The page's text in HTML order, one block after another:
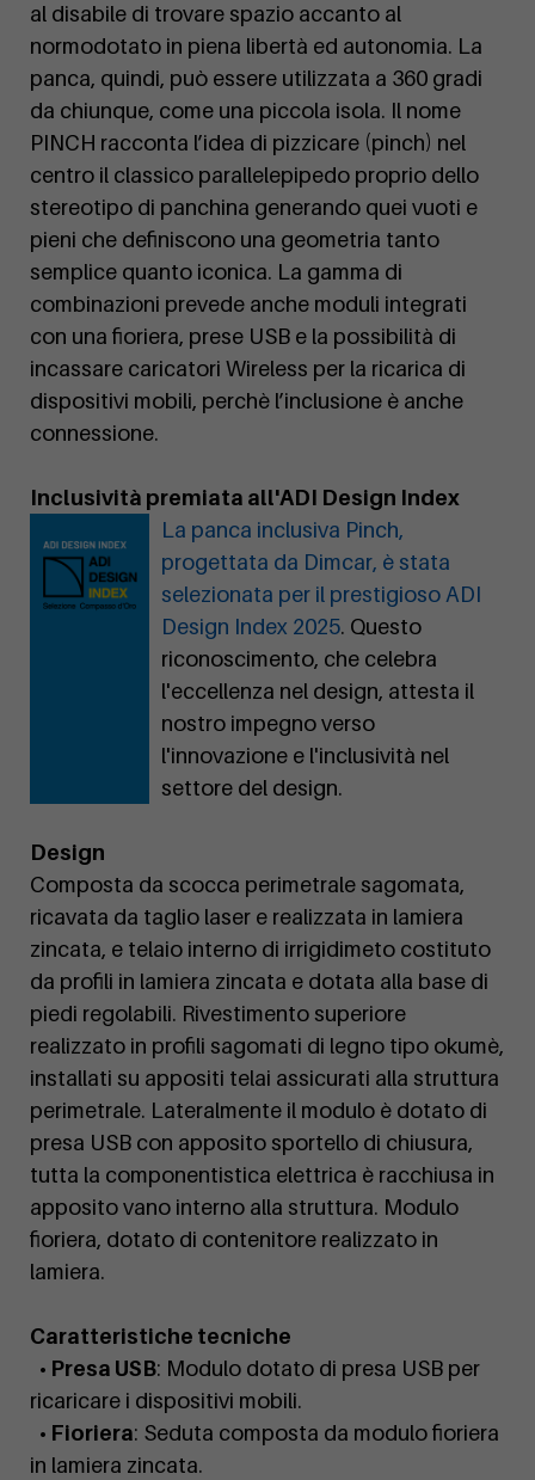
al disabile di trovare spazio accanto al
normodotato in piena libertà ed autonomia. La
panca, quindi, può essere utilizzata a 360 gradi
da chiunque, come una piccola isola. Il nome
PINCH racconta l’idea di pizzicare (pinch) nel
centro il classico parallelepipedo proprio dello
stereotipo di panchina generando quei vuoti e
pieni che definiscono una geometria tanto
semplice quanto iconica. La gamma di
combinazioni prevede anche moduli integrati
con una fioriera, prese USB e la possibilità di
incassare caricatori Wireless per la ricarica di
dispositivi mobili, perchè l’inclusione è anche
connessione.
Inclusività premiata all'ADI Design Index
La panca inclusiva Pinch,
progettata da Dimcar, è stata
selezionata per il prestigioso ADI
Design Index 2025. Questo
riconoscimento, che celebra
l'eccellenza nel design, attesta il
nostro impegno verso
l'innovazione e l'inclusività nel
settore del design.
Design
Composta da scocca perimetrale sagomata,
ricavata da taglio laser e realizzata in lamiera
zincata, e telaio interno di irrigidimeto costituto
da profili in lamiera zincata e dotata alla base di
piedi regolabili. Rivestimento superiore
realizzato in profili sagomati di legno tipo okumè,
installati su appositi telai assicurati alla struttura
perimetrale. Lateralmente il modulo è dotato di
presa USB con apposito sportello di chiusura,
tutta la componentistica elettrica è racchiusa in
apposito vano interno alla struttura. Modulo
fioriera, dotato di contenitore realizzato in
lamiera.
Caratteristiche tecniche
• Presa USB: Modulo dotato di presa USB per
ricaricare i dispositivi mobili.
• Fioriera: Seduta composta da modulo fioriera
in lamiera zincata.